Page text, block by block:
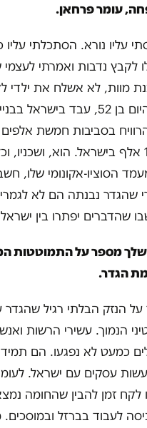
עומר פרחאן.
עליו נורא. הסתכלתי
לקבץ נדבות ואמרתי לעצמי
מוות, לא אשלח את ילדי
נדבות. עומר, היום בן 52, עבד בישראל
בסביבות חמשת
כמו להרוויח 15 אלף בישראל. הוא, ושכניו,
הסוציו-אקונומי שלו,
שהגדר נבנתה הם לא
שהדברים יפתרו בין
מספר על התמוטטות
הגדר.
על הנזק הבלתי רגיל
הנמוך. עשירי הרשות
כמעט לא נפגעו. הם תמיד
עסקים עם ישראל.
לקח זמן להבין שהחומה
לעבוד בברזל